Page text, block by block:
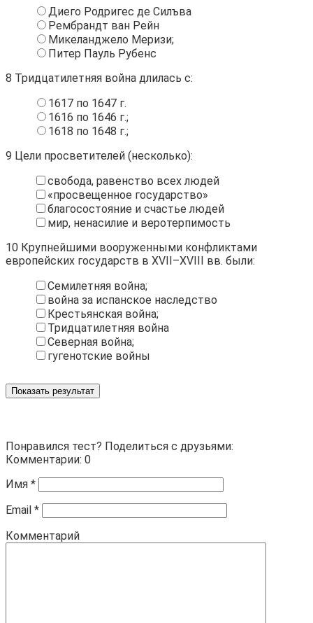
Диего Родригес де Силъва
Рембрандт ван Рейн
Микеланджело Меризи;
Питер Пауль Рубенс
8 Тридцатилетняя война длилась с:
1617 по 1647 г.
1616 по 1646 г.;
1618 по 1648 г.;
9 Цели просветителей (несколько):
свобода, равенство всех людей
«просвещенное государство»
благосостояние и счастье людей
мир, ненасилие и веротерпимость
10 Крупнейшими вооруженными конфликтами
европейских государств в XVII–XVIII вв. были:
Семилетняя война;
война за испанское наследство
Крестьянская война;
Тридцатилетняя война
Северная война;
гугенотские войны
Показать результат
Понравился тест? Поделиться с друзьями:
Комментарии: 0
Имя *
Email *
Комментарий